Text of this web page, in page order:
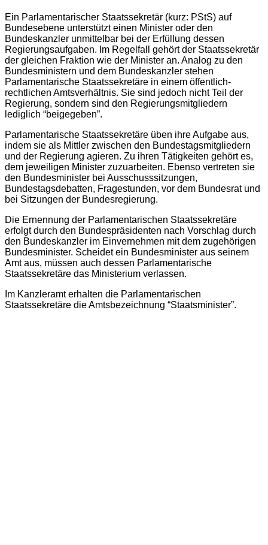
Ein Parlamentarischer Staatssekretär (kurz: PStS) auf
Bundesebene unterstützt einen Minister oder den
Bundeskanzler unmittelbar bei der Erfüllung dessen
Regierungsaufgaben. Im Regelfall gehört der Staatssekretär
der gleichen Fraktion wie der Minister an. Analog zu den
Bundesministern und dem Bundeskanzler stehen
Parlamentarische Staatssekretäre in einem öffentlich-
rechtlichen Amtsverhältnis. Sie sind jedoch nicht Teil der
Regierung, sondern sind den Regierungsmitgliedern
lediglich “beigegeben”.
Parlamentarische Staatssekretäre üben ihre Aufgabe aus,
indem sie als Mittler zwischen den Bundestagsmitgliedern
und der Regierung agieren. Zu ihren Tätigkeiten gehört es,
dem jeweiligen Minister zuzuarbeiten. Ebenso vertreten sie
den Bundesminister bei Ausschusssitzungen,
Bundestagsdebatten, Fragestunden, vor dem Bundesrat und
bei Sitzungen der Bundesregierung.
Die Ernennung der Parlamentarischen Staatssekretäre
erfolgt durch den Bundespräsidenten nach Vorschlag durch
den Bundeskanzler im Einvernehmen mit dem zugehörigen
Bundesminister. Scheidet ein Bundesminister aus seinem
Amt aus, müssen auch dessen Parlamentarische
Staatssekretäre das Ministerium verlassen.
Im Kanzleramt erhalten die Parlamentarischen
Staatssekretäre die Amtsbezeichnung “Staatsminister”.